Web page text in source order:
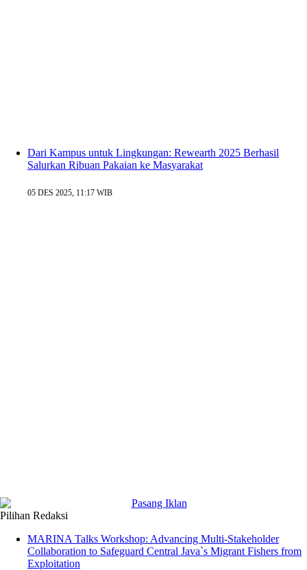
Dari Kampus untuk Lingkungan: Rewearth 2025 Berhasil
Salurkan Ribuan Pakaian ke Masyarakat
05 DES 2025, 11:17 WIB
Pilihan Redaksi
MARINA Talks Workshop: Advancing Multi-Stakeholder
Collaboration to Safeguard Central Java`s Migrant Fishers from
Exploitation